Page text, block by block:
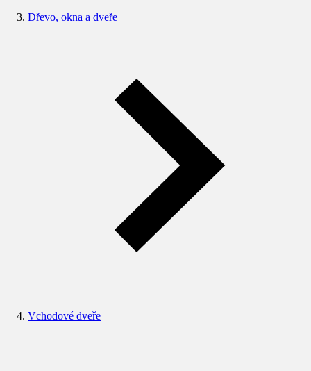
Dřevo, okna a dveře
Vchodové dveře